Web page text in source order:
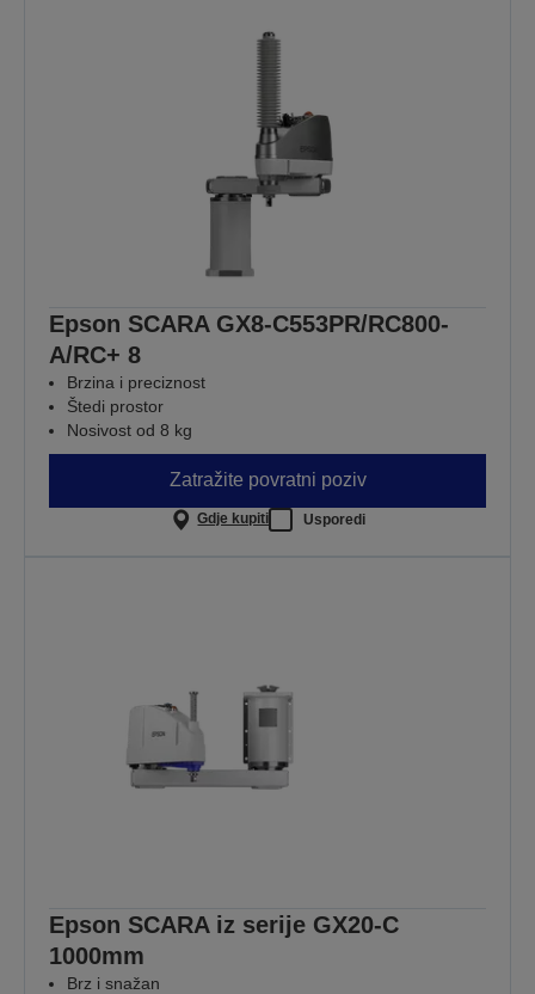
Epson SCARA GX8-C553PR/RC800-
A/RC+ 8
Brzina i preciznost
Štedi prostor
Nosivost od 8 kg
Zatražite povratni poziv
Gdje kupiti Usporedi
Epson SCARA iz serije GX20-C
1000mm
Brz i snažan